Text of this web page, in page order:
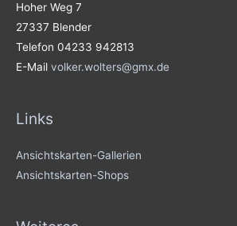
Hoher Weg 7
27337 Blender
Telefon 04233 942813
E-Mail volker.wolters@gmx.de
Links
Ansichtskarten-Gallerien
Ansichtskarten-Shops